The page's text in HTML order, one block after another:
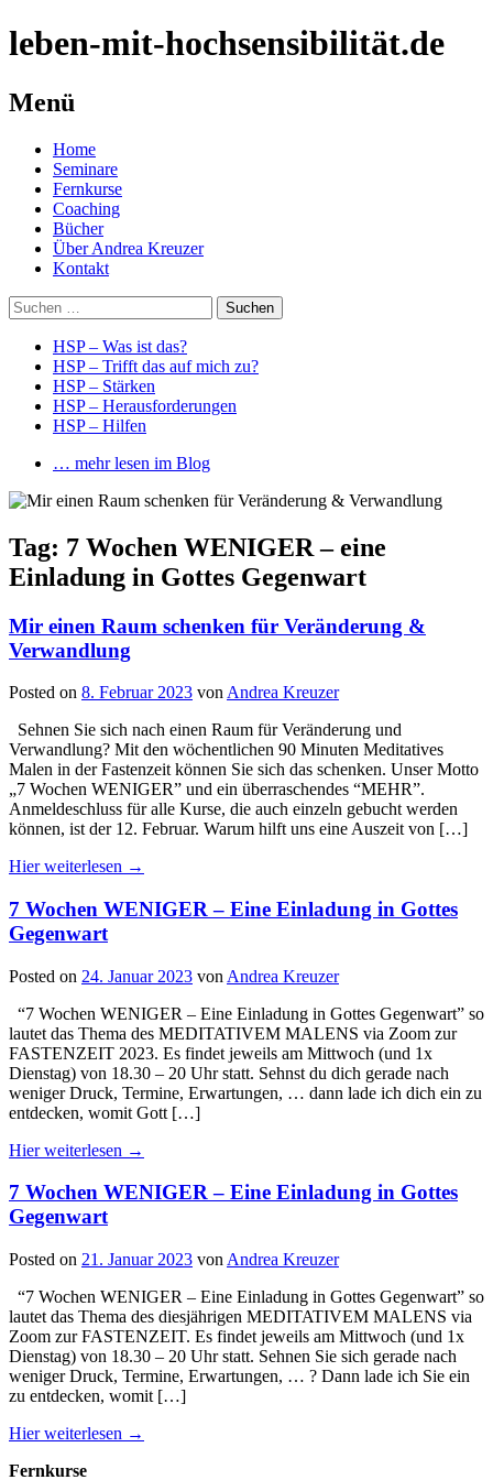
leben-mit-hochsensibilität.de
Menü
Springe
zum
Inhalt
Home
Seminare
Fernkurse
Coaching
Bücher
Über Andrea Kreuzer
Kontakt
Suchen
nach:
HSP – Was ist das?
HSP – Trifft das auf mich zu?
HSP – Stärken
HSP – Herausforderungen
HSP – Hilfen
… mehr lesen im Blog
Tag: 7 Wochen WENIGER – eine
Einladung in Gottes Gegenwart
Mir einen Raum schenken für Veränderung &
Verwandlung
Posted on 8. Februar 2023 von Andrea Kreuzer
Sehnen Sie sich nach einen Raum für Veränderung und
Verwandlung? Mit den wöchentlichen 90 Minuten Meditatives
Malen in der Fastenzeit können Sie sich das schenken. Unser Motto
„7 Wochen WENIGER” und ein überraschendes “MEHR”.
Anmeldeschluss für alle Kurse, die auch einzeln gebucht werden
können, ist der 12. Februar. Warum hilft uns eine Auszeit von […]
Hier weiterlesen →
7 Wochen WENIGER – Eine Einladung in Gottes
Gegenwart
Posted on 24. Januar 2023 von Andrea Kreuzer
“7 Wochen WENIGER – Eine Einladung in Gottes Gegenwart” so
lautet das Thema des MEDITATIVEM MALENS via Zoom zur
FASTENZEIT 2023. Es findet jeweils am Mittwoch (und 1x
Dienstag) von 18.30 – 20 Uhr statt. Sehnst du dich gerade nach
weniger Druck, Termine, Erwartungen, … dann lade ich dich ein zu
entdecken, womit Gott […]
Hier weiterlesen →
7 Wochen WENIGER – Eine Einladung in Gottes
Gegenwart
Posted on 21. Januar 2023 von Andrea Kreuzer
“7 Wochen WENIGER – Eine Einladung in Gottes Gegenwart” so
lautet das Thema des diesjährigen MEDITATIVEM MALENS via
Zoom zur FASTENZEIT. Es findet jeweils am Mittwoch (und 1x
Dienstag) von 18.30 – 20 Uhr statt. Sehnen Sie sich gerade nach
weniger Druck, Termine, Erwartungen, … ? Dann lade ich Sie ein
zu entdecken, womit […]
Hier weiterlesen →
Fernkurse